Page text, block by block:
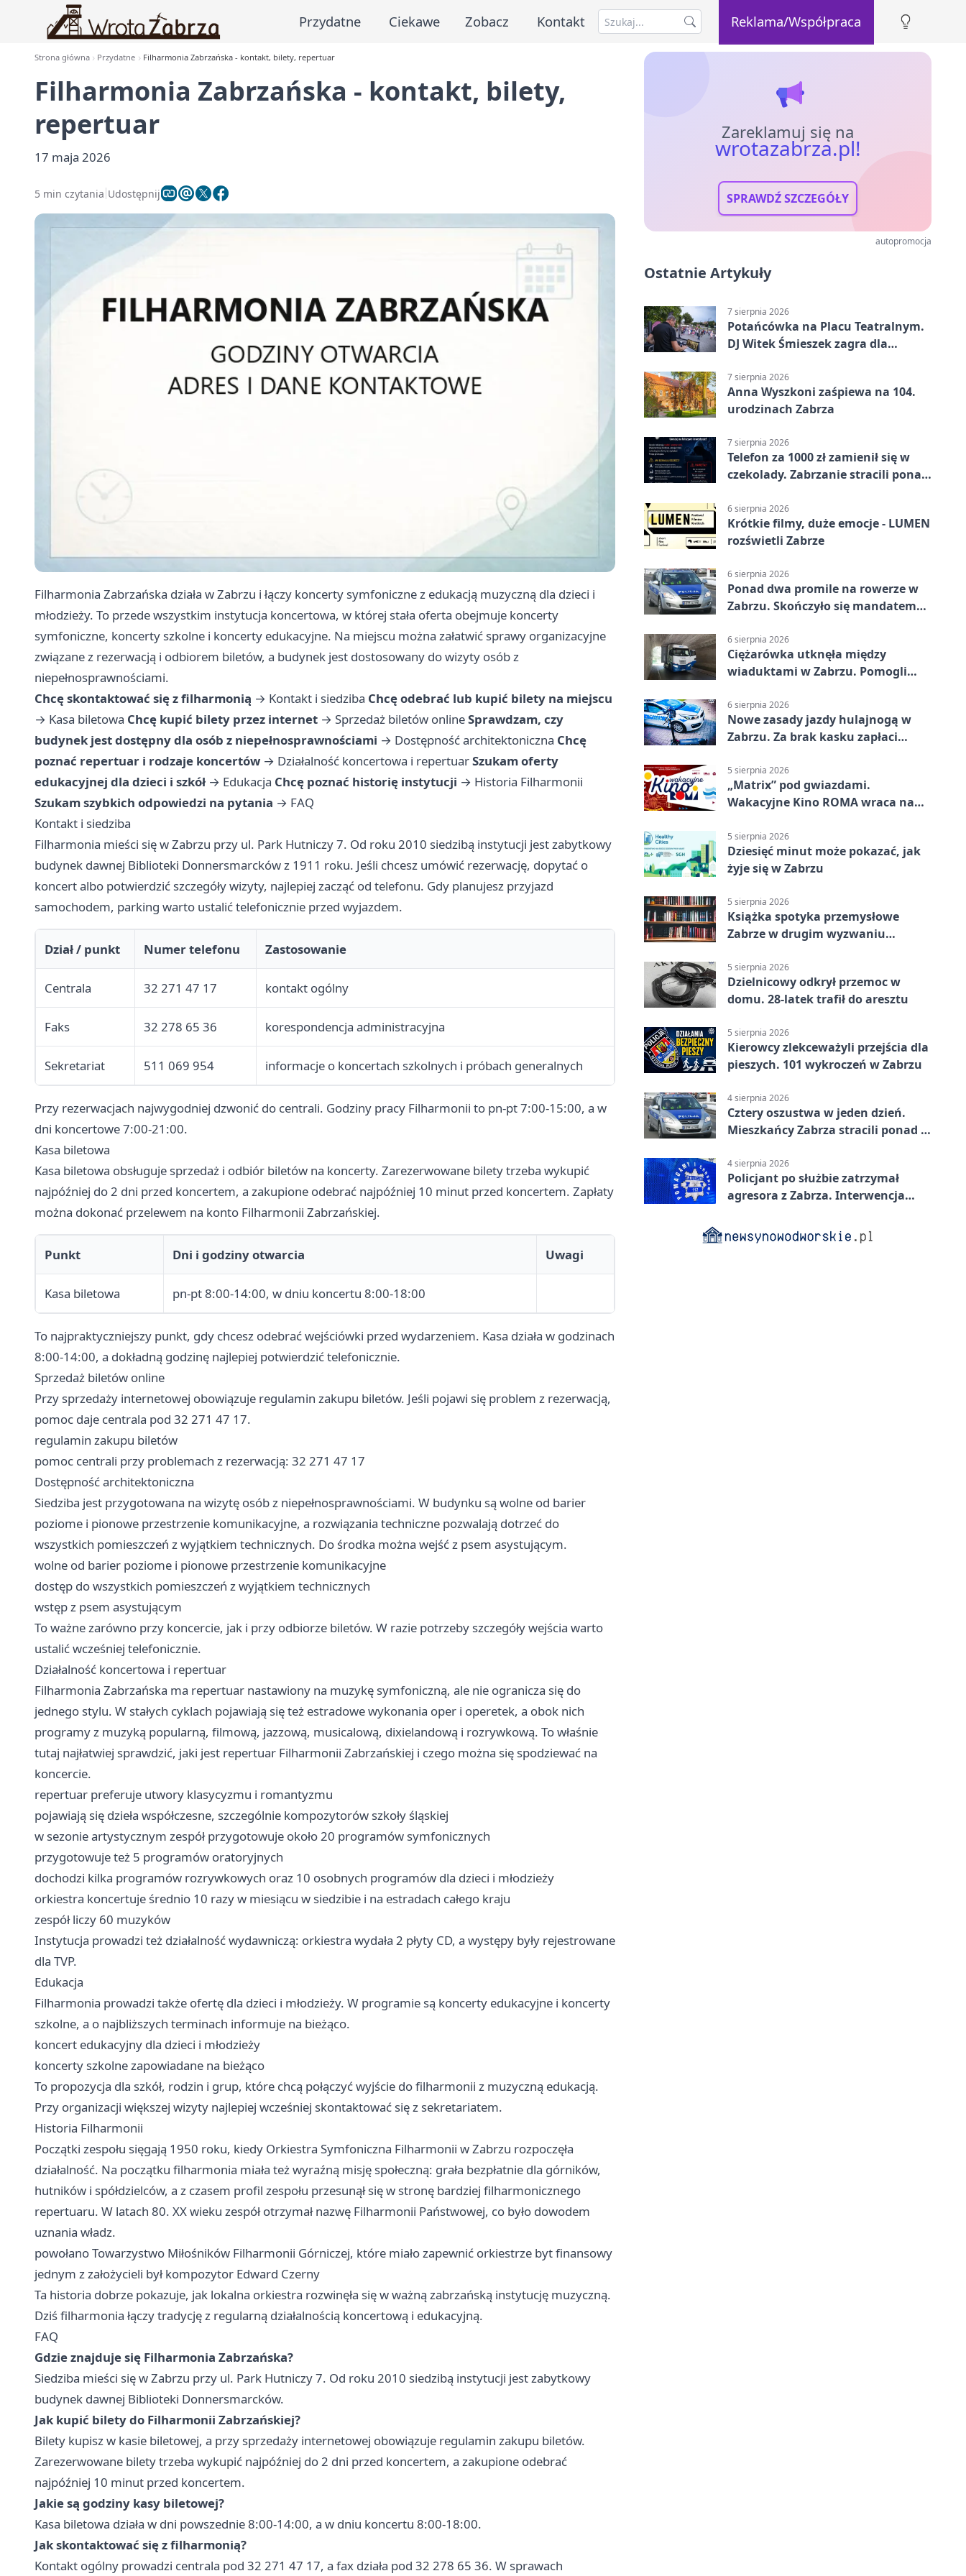
Przydatne Ciekawe Zobacz Kontakt Reklama/Współpraca
Strona główna Przydatne Filharmonia Zabrzańska - kontakt, bilety, repertuar
Filharmonia Zabrzańska - kontakt, bilety,
repertuar
17 maja 2026
5 min czytania Udostępnij
Filharmonia Zabrzańska działa w Zabrzu i łączy koncerty symfoniczne z edukacją muzyczną dla dzieci i
młodzieży. To przede wszystkim instytucja koncertowa, w której stała oferta obejmuje koncerty
symfoniczne, koncerty szkolne i koncerty edukacyjne. Na miejscu można załatwić sprawy organizacyjne
związane z rezerwacją i odbiorem biletów, a budynek jest dostosowany do wizyty osób z
niepełnosprawnościami.
Chcę skontaktować się z filharmonią → Kontakt i siedziba Chcę odebrać lub kupić bilety na miejscu
→ Kasa biletowa Chcę kupić bilety przez internet → Sprzedaż biletów onlineSprawdzam, czy
budynek jest dostępny dla osób z niepełnosprawnościami → Dostępność architektoniczna Chcę
poznać repertuar i rodzaje koncertów → Działalność koncertowa i repertuarSzukam oferty
edukacyjnej dla dzieci i szkół → Edukacja Chcę poznać historię instytucji → Historia Filharmonii
Szukam szybkich odpowiedzi na pytania → FAQ
Kontakt i siedziba
Filharmonia mieści się w Zabrzu przy ul. Park Hutniczy 7. Od roku 2010 siedzibą instytucji jest zabytkowy
budynek dawnej Biblioteki Donnersmarcków z 1911 roku. Jeśli chcesz umówić rezerwację, dopytać o
koncert albo potwierdzić szczegóły wizyty, najlepiej zacząć od telefonu. Gdy planujesz przyjazd
samochodem, parking warto ustalić telefonicznie przed wyjazdem.
Dział / punkt Numer telefonu Zastosowanie
Centrala 32 271 47 17 kontakt ogólny
Faks 32 278 65 36 korespondencja administracyjna
Sekretariat 511 069 954 informacje o koncertach szkolnych i próbach generalnych
Przy rezerwacjach najwygodniej dzwonić do centrali. Godziny pracy Filharmonii to pn-pt 7:00-15:00, a w
dni koncertowe 7:00-21:00.
Kasa biletowa
Kasa biletowa obsługuje sprzedaż i odbiór biletów na koncerty. Zarezerwowane bilety trzeba wykupić
najpóźniej do 2 dni przed koncertem, a zakupione odebrać najpóźniej 10 minut przed koncertem. Zapłaty
można dokonać przelewem na konto Filharmonii Zabrzańskiej.
Punkt Dni i godziny otwarcia Uwagi
Kasa biletowa pn-pt 8:00-14:00, w dniu koncertu 8:00-18:00
To najpraktyczniejszy punkt, gdy chcesz odebrać wejściówki przed wydarzeniem. Kasa działa w godzinach
8:00-14:00, a dokładną godzinę najlepiej potwierdzić telefonicznie.
Sprzedaż biletów online
Przy sprzedaży internetowej obowiązuje regulamin zakupu biletów. Jeśli pojawi się problem z rezerwacją,
pomoc daje centrala pod 32 271 47 17.
regulamin zakupu biletów
pomoc centrali przy problemach z rezerwacją: 32 271 47 17
Dostępność architektoniczna
Siedziba jest przygotowana na wizytę osób z niepełnosprawnościami. W budynku są wolne od barier
poziome i pionowe przestrzenie komunikacyjne, a rozwiązania techniczne pozwalają dotrzeć do
wszystkich pomieszczeń z wyjątkiem technicznych. Do środka można wejść z psem asystującym.
wolne od barier poziome i pionowe przestrzenie komunikacyjne
dostęp do wszystkich pomieszczeń z wyjątkiem technicznych
wstęp z psem asystującym
To ważne zarówno przy koncercie, jak i przy odbiorze biletów. W razie potrzeby szczegóły wejścia warto
ustalić wcześniej telefonicznie.
Działalność koncertowa i repertuar
Filharmonia Zabrzańska ma repertuar nastawiony na muzykę symfoniczną, ale nie ogranicza się do
jednego stylu. W stałych cyklach pojawiają się też estradowe wykonania oper i operetek, a obok nich
programy z muzyką popularną, filmową, jazzową, musicalową, dixielandową i rozrywkową. To właśnie
tutaj najłatwiej sprawdzić, jaki jest repertuar Filharmonii Zabrzańskiej i czego można się spodziewać na
koncercie.
repertuar preferuje utwory klasycyzmu i romantyzmu
pojawiają się dzieła współczesne, szczególnie kompozytorów szkoły śląskiej
w sezonie artystycznym zespół przygotowuje około 20 programów symfonicznych
przygotowuje też 5 programów oratoryjnych
dochodzi kilka programów rozrywkowych oraz 10 osobnych programów dla dzieci i młodzieży
orkiestra koncertuje średnio 10 razy w miesiącu w siedzibie i na estradach całego kraju
zespół liczy 60 muzyków
Instytucja prowadzi też działalność wydawniczą: orkiestra wydała 2 płyty CD, a występy były rejestrowane
dla TVP.
Edukacja
Filharmonia prowadzi także ofertę dla dzieci i młodzieży. W programie są koncerty edukacyjne i koncerty
szkolne, a o najbliższych terminach informuje na bieżąco.
koncert edukacyjny dla dzieci i młodzieży
koncerty szkolne zapowiadane na bieżąco
To propozycja dla szkół, rodzin i grup, które chcą połączyć wyjście do filharmonii z muzyczną edukacją.
Przy organizacji większej wizyty najlepiej wcześniej skontaktować się z sekretariatem.
Historia Filharmonii
Początki zespołu sięgają 1950 roku, kiedy Orkiestra Symfoniczna Filharmonii w Zabrzu rozpoczęła
działalność. Na początku filharmonia miała też wyraźną misję społeczną: grała bezpłatnie dla górników,
hutników i spółdzielców, a z czasem profil zespołu przesunął się w stronę bardziej filharmonicznego
repertuaru. W latach 80. XX wieku zespół otrzymał nazwę Filharmonii Państwowej, co było dowodem
uznania władz.
powołano Towarzystwo Miłośników Filharmonii Górniczej, które miało zapewnić orkiestrze byt finansowy
jednym z założycieli był kompozytor Edward Czerny
Ta historia dobrze pokazuje, jak lokalna orkiestra rozwinęła się w ważną zabrzańską instytucję muzyczną.
Dziś filharmonia łączy tradycję z regularną działalnością koncertową i edukacyjną.
FAQ
Gdzie znajduje się Filharmonia Zabrzańska?
Siedziba mieści się w Zabrzu przy ul. Park Hutniczy 7. Od roku 2010 siedzibą instytucji jest zabytkowy
budynek dawnej Biblioteki Donnersmarcków.
Jak kupić bilety do Filharmonii Zabrzańskiej?
Bilety kupisz w kasie biletowej, a przy sprzedaży internetowej obowiązuje regulamin zakupu biletów.
Zarezerwowane bilety trzeba wykupić najpóźniej do 2 dni przed koncertem, a zakupione odebrać
najpóźniej 10 minut przed koncertem.
Jakie są godziny kasy biletowej?
Kasa biletowa działa w dni powszednie 8:00-14:00, a w dniu koncertu 8:00-18:00.
Jak skontaktować się z filharmonią?
Kontakt ogólny prowadzi centrala pod 32 271 47 17, a fax działa pod 32 278 65 36. W sprawach
Zareklamuj się na
wrotazabrza.pl!
SPRAWDŹ SZCZEGÓŁY
autopromocja
Ostatnie Artykuły
7 sierpnia 2026
Potańcówka na Placu Teatralnym.
DJ Witek Śmieszek zagra dla
7 sierpnia 2026
Anna Wyszkoni zaśpiewa na 104.
urodzinach Zabrza
7 sierpnia 2026
Telefon za 1000 zł zamienił się w
czekolady. Zabrzanie stracili ponad
6 sierpnia 2026
Krótkie filmy, duże emocje - LUMEN
rozświetli Zabrze
6 sierpnia 2026
Ponad dwa promile na rowerze w
Zabrzu. Skończyło się mandatem
6 sierpnia 2026
Ciężarówka utknęła między
wiaduktami w Zabrzu. Pomogli
6 sierpnia 2026
Nowe zasady jazdy hulajnogą w
Zabrzu. Za brak kasku zapłaci
5 sierpnia 2026
„Matrix” pod gwiazdami.
Wakacyjne Kino ROMA wraca na
5 sierpnia 2026
Dziesięć minut może pokazać, jak
żyje się w Zabrzu
5 sierpnia 2026
Książka spotyka przemysłowe
Zabrze w drugim wyzwaniu
5 sierpnia 2026
Dzielnicowy odkrył przemoc w
domu. 28-latek trafił do aresztu
5 sierpnia 2026
Kierowcy zlekceważyli przejścia dla
pieszych. 101 wykroczeń w Zabrzu
4 sierpnia 2026
Cztery oszustwa w jeden dzień.
Mieszkańcy Zabrza stracili ponad 6
4 sierpnia 2026
Policjant po służbie zatrzymał
agresora z Zabrza. Interwencja